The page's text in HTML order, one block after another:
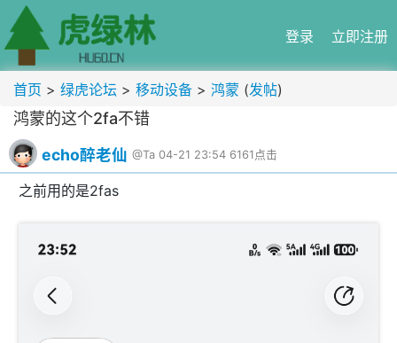
登录 立即注册
首页 > 绿虎论坛 > 移动设备 > 鸿蒙 (发帖)
鸿蒙的这个2fa不错
echo醉老仙 @Ta 04-21 23:54 6161点击
之前用的是2fas